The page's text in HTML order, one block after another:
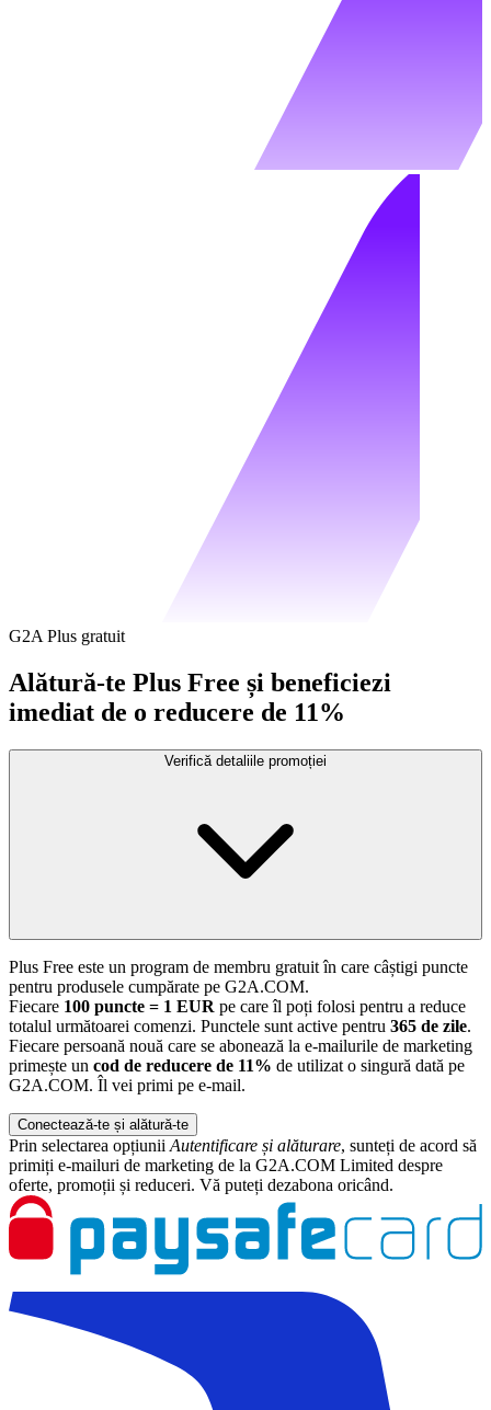
G2A Plus gratuit
Alătură-te Plus Free și beneficiezi
imediat de o reducere de 11%
Verifică detaliile promoției
Plus Free este un program de membru gratuit în care câștigi puncte
pentru produsele cumpărate pe G2A.COM.
Fiecare 100 puncte = 1 EUR pe care îl poți folosi pentru a reduce
totalul următoarei comenzi. Punctele sunt active pentru 365 de zile.
Fiecare persoană nouă care se abonează la e-mailurile de marketing
primește un cod de reducere de 11% de utilizat o singură dată pe
G2A.COM. Îl vei primi pe e-mail.
Conectează-te și alătură-te
Prin selectarea opțiunii Autentificare și alăturare, sunteți de acord să
primiți e-mailuri de marketing de la G2A.COM Limited despre
oferte, promoții și reduceri. Vă puteți dezabona oricând.